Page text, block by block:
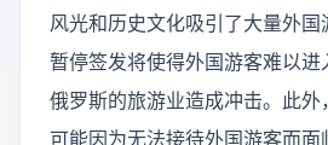
风光和历史文化吸引了大量外
暂停签发将使得外国游客难以
俄罗斯的旅游业造成冲击。此外
可能因为无法接待外国游客而面